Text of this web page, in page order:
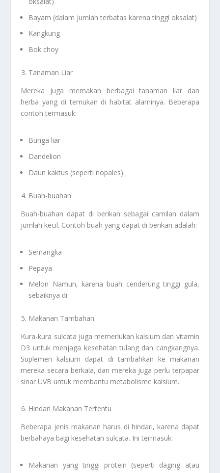
Bayam (dalam jumlah terbatas karena tinggi oksalat)
Kangkung
Bok choy
Tanaman Liar
Mereka juga memakan berbagai tanaman liar dan
herba yang di temukan di habitat alaminya. Beberapa
contoh termasuk:
Bunga liar
Dandelion
Daun kaktus (seperti nopales)
Buah-buahan
Buah-buahan dapat di berikan sebagai camilan dalam
jumlah kecil. Contoh buah yang dapat di berikan adalah:
Semangka
Pepaya
Melon Namun, karena buah cenderung tinggi gula,
sebaiknya di
Makanan Tambahan
Kura-kura sulcata juga memerlukan kalsium dan vitamin
D3 untuk menjaga kesehatan tulang dan cangkangnya.
Suplemen kalsium dapat di tambahkan ke makanan
mereka secara berkala, dan mereka juga perlu terpapar
sinar UVB untuk membantu metabolisme kalsium.
Hindari Makanan Tertentu
Beberapa jenis makanan harus di hindari, karena dapat
berbahaya bagi kesehatan sulcata. Ini termasuk:
Makanan yang tinggi protein (seperti daging atau